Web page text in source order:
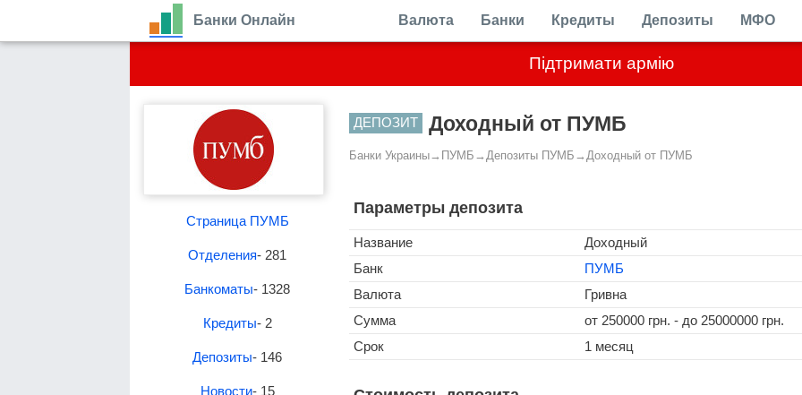
Підтримати армію
Банки Онлайн Валюта Банки Кредиты Депозиты МФО
Страница ПУМБ
Отделения- 281
Банкоматы- 1328
Кредиты- 2
Депозиты- 146
Новости- 15
ДЕПОЗИТ Доходный от ПУМБ
Банки Украины→ ПУМБ → Депозиты ПУМБ → Доходный от ПУМБ
Параметры депозита
Название
Доходный
Банк
ПУМБ
Валюта
Гривна
Сумма
от 250000 грн. - до 25000000 грн.
Срок
1 месяц